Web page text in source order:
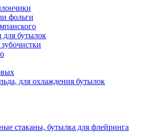
фольги
бутылок
для охлаждения бутылок
стаканы, бутылка для флейринга